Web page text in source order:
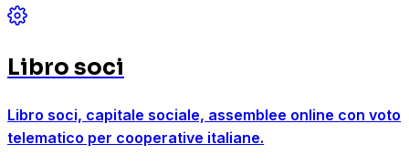
Libro soci
Libro soci, capitale sociale, assemblee online con voto
telematico per cooperative italiane.